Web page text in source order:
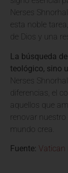
Nerses
esta noble
de Dios y una
La búsqueda
teológico, sino
Nerses
diferencias, el
aquellos que
renovar
mundo crea.
Fuente: Vatican